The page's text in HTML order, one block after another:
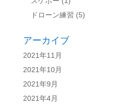
ドローン練習 (5)
アーカイブ
2021年11月
2021年10月
2021年9月
2021年4月